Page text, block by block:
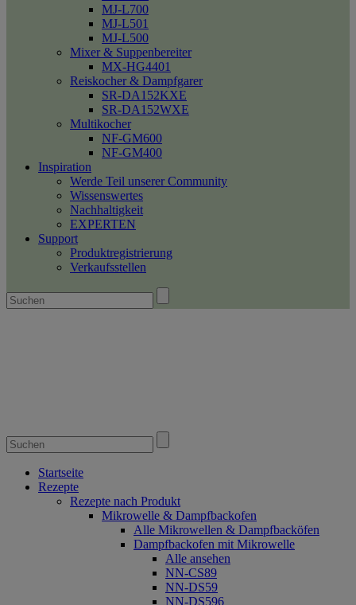
MJ-L700
MJ-L501
MJ-L500
Mixer & Suppenbereiter
MX-HG4401
Reiskocher & Dampfgarer
SR-DA152KXE
SR-DA152WXE
Multikocher
NF-GM600
NF-GM400
Inspiration
Werde Teil unserer Community
Wissenswertes
Nachhaltigkeit
EXPERTEN
Support
Produktregistrierung
Verkaufsstellen
Startseite
Rezepte
Rezepte nach Produkt
Mikrowelle & Dampfbackofen
Alle Mikrowellen & Dampfbacköfen
Dampfbackofen mit Mikrowelle
Alle ansehen
NN-CS89
NN-DS59
NN-DS596